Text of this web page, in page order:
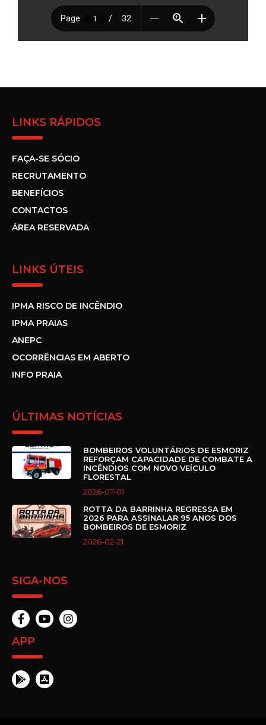
LINKS RÁPIDOS
FAÇA-SE SÓCIO
RECRUTAMENTO
BENEFÍCIOS
CONTACTOS
ÁREA RESERVADA
LINKS ÚTEIS
IPMA RISCO DE INCÊNDIO
IPMA PRAIAS
ANEPC
OCORRÊNCIAS EM ABERTO
INFO PRAIA
ÚLTIMAS NOTÍCIAS
BOMBEIROS VOLUNTÁRIOS DE ESMORIZ
REFORÇAM CAPACIDADE DE COMBATE A
INCÊNDIOS COM NOVO VEÍCULO
FLORESTAL
2026-07-01
ROTTA DA BARRINHA REGRESSA EM
2026 PARA ASSINALAR 95 ANOS DOS
BOMBEIROS DE ESMORIZ
2026-02-21
SIGA-NOS
APP